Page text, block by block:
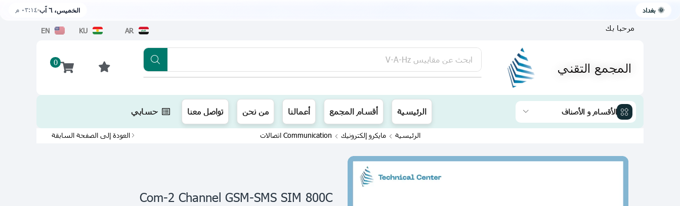
🌞 بغداد الخميس، ٦ آب ٠٣:١٤ م
AR
KU
EN مرحبا بك
المجمع التقني 0 ابحث عن مقاييس V-A-Hz
يتوفر لدينا توصيل الى جميع محافظات العراق تطبيقنا متوفر الآن على متجر أبل اضغط
الأقسام و الأصناف الرئيسية أقسام المجمع أعمالنا من نحن تواصل معنا حسابي
الرئيسية مايكرو إلكترونيك Communication اتصالات العودة إلى الصفحة السابقة
Com-2 Channel GSM-SMS SIM 800C